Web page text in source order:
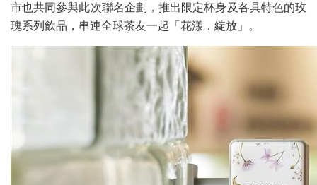
市也共同參與此次聯名企劃，推出限定杯身及各具特色的玫
瑰系列飲品，串連全球茶友一起「花漾．綻放」。